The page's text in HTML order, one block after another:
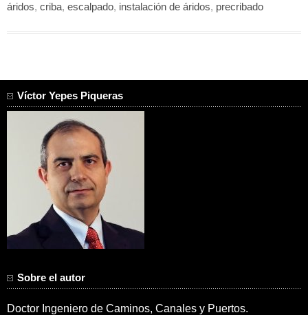
áridos, criba, escalpado, instalación de áridos, precribado
Víctor Yepes Piqueras
Sobre el autor
Doctor Ingeniero de Caminos, Canales y Puertos.